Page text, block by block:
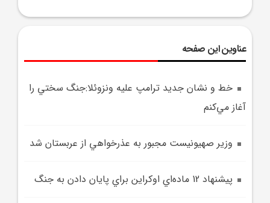
عناوین این صفحه
خط و نشان جديد ترامپ عليه ونزوئلا:جنگ سختي را
آغاز مي‌کنم
وزير صهيونيست مجبور به عذرخواهي از عربستان شد
پيشنهاد 12 ماده‌اي اوکراين براي پايان دادن به جنگ